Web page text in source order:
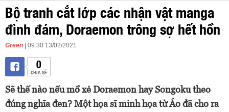
Bộ tranh cắt lớp các nhận vật manga
đình đám, Doraemon trông sợ hết hồn
Green | 09:30 13/02/2021
0
CHIA SẺ
Sẽ thế nào nếu mổ xẻ Doraemon hay Songoku theo
đúng nghĩa đen? Một họa sĩ minh họa từ Áo đã cho ra